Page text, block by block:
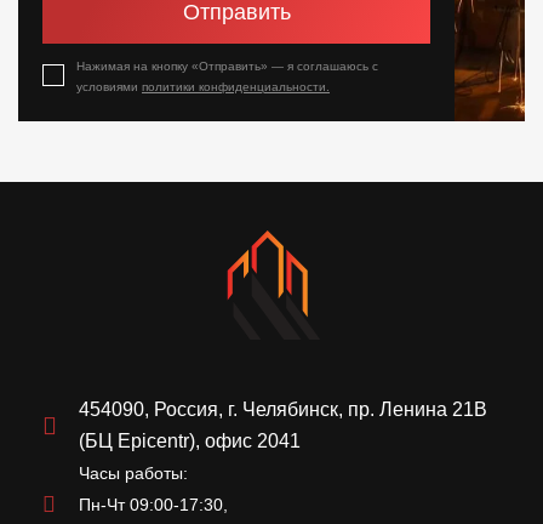
Отправить
Нажимая на кнопку «Отправить» — я соглашаюсь с
условиями политики конфиденциальности.
454090, Россия, г. Челябинск, пр. Ленина 21В
(БЦ Epicentr), офис 2041
Часы работы:
Пн-Чт 09:00-17:30,